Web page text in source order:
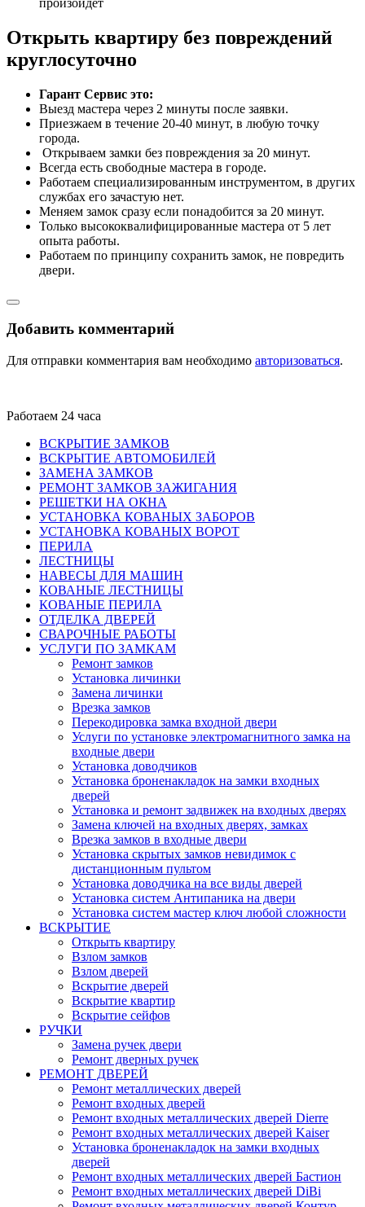
Открыть квартиру без повреждений
круглосуточно
Гарант Сервис это:
Выезд мастера через 2 минуты после заявки.
Приезжаем в течение 20-40 минут, в любую точку
города.
​ Открываем замки без повреждения за 20 минут.
Всегда есть свободные мастера в городе.
Работаем специализированным инструментом, в других
службах его зачастую нет.
Меняем замок сразу если понадобится за 20 минут.
Только высококвалифицированные мастера от 5 лет
опыта работы.
Работаем по принципу сохранить замок, не повредить
двери.
Добавить комментарий
Для отправки комментария вам необходимо авторизоваться.
Работаем 24 часа
ВСКРЫТИЕ ЗАМКОВ
ВСКРЫТИЕ АВТОМОБИЛЕЙ
ЗАМЕНА ЗАМКОВ
РЕМОНТ ЗАМКОВ ЗАЖИГАНИЯ
РЕШЕТКИ НА ОКНА
УСТАНОВКА КОВАНЫХ ЗАБОРОВ
УСТАНОВКА КОВАНЫХ ВОРОТ
ПЕРИЛА
ЛЕСТНИЦЫ
НАВЕСЫ ДЛЯ МАШИН
КОВАНЫЕ ЛЕСТНИЦЫ
КОВАНЫЕ ПЕРИЛА
ОТДЕЛКА ДВЕРЕЙ
СВАРОЧНЫЕ РАБОТЫ
УСЛУГИ ПО ЗАМКАМ
Ремонт замков
Установка личинки
Замена личинки
Врезка замков
Перекодировка замка входной двери
Услуги по установке электромагнитного замка на
входные двери
Установка доводчиков
Установка броненакладок на замки входных
дверей
Установка и ремонт задвижек на входных дверях
Замена ключей на входных дверях, замках
Врезка замков в входные двери
Установка скрытых замков невидимок с
дистанционным пультом
Установка доводчика на все виды дверей
Установка систем Антипаника на двери
Установка систем мастер ключ любой сложности
ВСКРЫТИЕ
Открыть квартиру
Взлом замков
Взлом дверей
Вскрытие дверей
Вскрытие квартир
Вскрытие сейфов
РУЧКИ
Замена ручек двери
Ремонт дверных ручек
РЕМОНТ ДВЕРЕЙ
Ремонт металлических дверей
Ремонт входных дверей
Ремонт входных металлических дверей Dierre
Ремонт входных металлических дверей Kaiser
Установка броненакладок на замки входных
дверей
Ремонт входных металлических дверей Бастион
Ремонт входных металлических дверей DiBi